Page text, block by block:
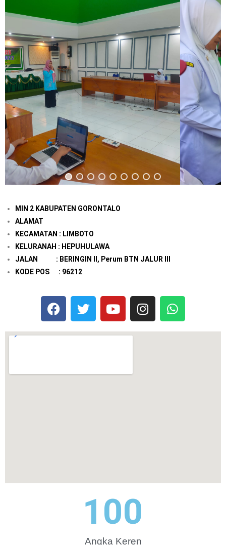
MIN 2 KABUPATEN GORONTALO
ALAMAT
KECAMATAN : LIMBOTO
KELURANAH : HEPUHULAWA
JALAN : BERINGIN II, Perum BTN JALUR III
KODE POS : 96212
Angka Keren
100